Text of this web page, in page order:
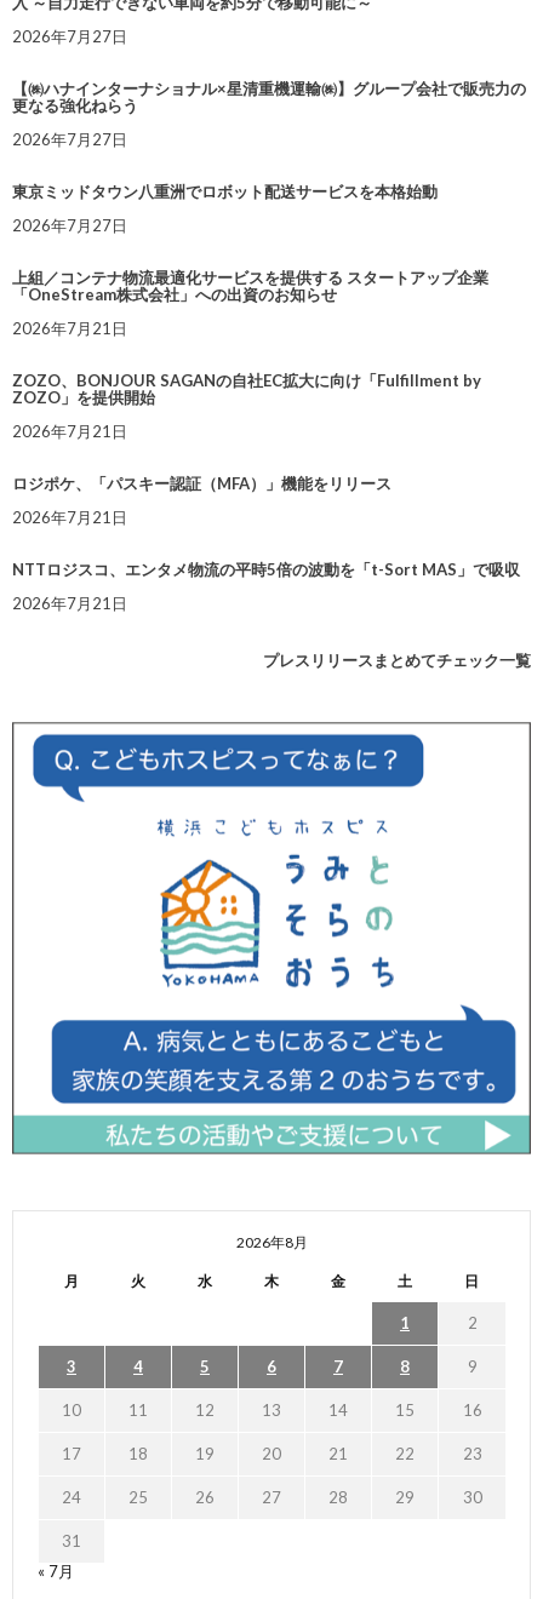
2026年7月27日
【㈱ハナインターナショナル×星清重機運輸㈱】グループ会社で販売力の
更なる強化ねらう
2026年7月27日
東京ミッドタウン八重洲でロボット配送サービスを本格始動
2026年7月27日
上組／コンテナ物流最適化サービスを提供する スタートアップ企業
「OneStream株式会社」への出資のお知らせ
2026年7月21日
ZOZO、BONJOUR SAGANの自社EC拡大に向け「Fulfillment by
ZOZO」を提供開始
2026年7月21日
ロジポケ、「パスキー認証（MFA）」機能をリリース
2026年7月21日
NTTロジスコ、エンタメ物流の平時5倍の波動を「t-Sort MAS」で吸収
2026年7月21日
プレスリリースまとめてチェック一覧
2026年8月
月 火 水 木 金 土 日
1 2
3 4 5 6 7 8 9
10 11 12 13 14 15 16
17 18 19 20 21 22 23
24 25 26 27 28 29 30
31
« 7月